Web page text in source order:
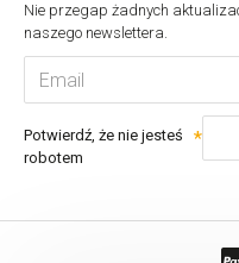
Nie przegap żadnych
naszego newslettera.
Potwierdź, że nie jesteś
robotem